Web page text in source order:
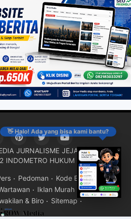
👋 Halo! Ada yang bisa kami bantu?
JURNALISME JEJAK KRIMINAL
INDOMETRO HUKUM
Pedoman
Kode Etik
Iklan Murah
& Biro
Sitemap